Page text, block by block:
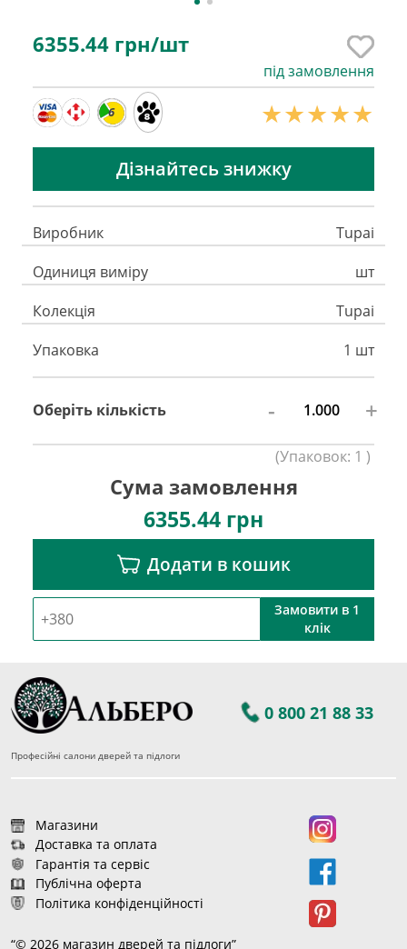
6355.44 грн/шт
під замовлення
6
Дізнайтесь знижку
Виробник
Tupai
Одиниця виміру
шт
Колекція
Tupai
Упаковка
1 шт
Оберіть кількість - +
(Упаковок: 1 )
Сума замовлення
6355.44 грн
Додати в кошик
Замовити в 1
клік
0 800 21 88 33
Професійні салони дверей та підлоги
Магазини
Доставка та оплата
Гарантія та сервіс
Публічна оферта
Політика конфіденційності
“© 2026 магазин дверей та підлоги”